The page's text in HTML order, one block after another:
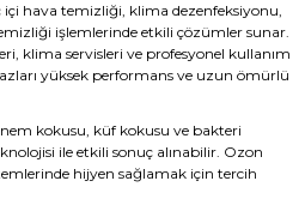
içi hava temizliği, klima dezenfeksiyonu,
işlemlerinde etkili çözümler sunar.
klima servisleri ve profesyonel kullanım
yüksek performans ve uzun ömürlü
kokusu, küf kokusu ve bakteri
ile etkili sonuç alınabilir. Ozon
hijyen sağlamak için tercih